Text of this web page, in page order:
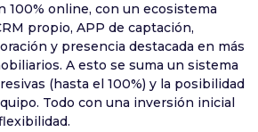
100% online, con un ecosistema
propio, APP de captación,
y presencia destacada en más
A esto se suma un sistema
(hasta el 100%) y la posibilidad
Todo con una inversión inicial